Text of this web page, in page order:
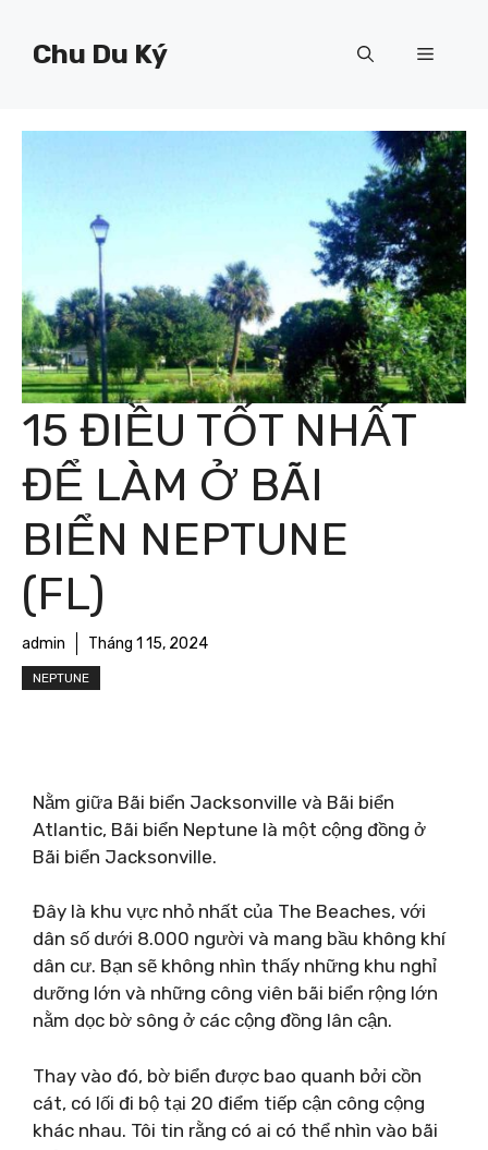
Chu Du Ký Menu
15 ĐIỀU TỐT NHẤT
ĐỂ LÀM Ở BÃI
BIỂN NEPTUNE
(FL)
admin Tháng 1 15, 2024
NEPTUNE
Nằm giữa Bãi biển Jacksonville và Bãi biển
Atlantic, Bãi biển Neptune là một cộng đồng ở
Bãi biển Jacksonville.
Đây là khu vực nhỏ nhất của The Beaches, với
dân số dưới 8.000 người và mang bầu không khí
dân cư. Bạn sẽ không nhìn thấy những khu nghỉ
dưỡng lớn và những công viên bãi biển rộng lớn
nằm dọc bờ sông ở các cộng đồng lân cận.
Thay vào đó, bờ biển được bao quanh bởi cồn
cát, có lối đi bộ tại 20 điểm tiếp cận công cộng
khác nhau. Tôi tin rằng có ai có thể nhìn vào bãi